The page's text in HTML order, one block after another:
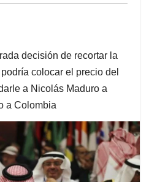
decisión de recortar la
colocar el precio del
a Nicolás Maduro a
a Colombia